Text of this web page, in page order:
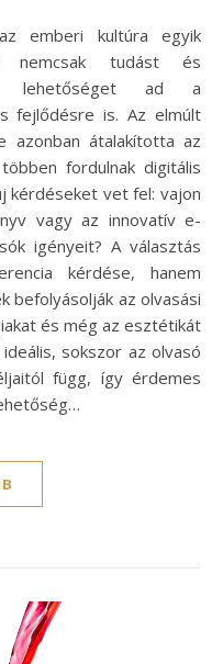
nemcsak tudást és
lehetőséget ad a
fejlődésre is. Az elmúlt
azonban átalakította az
fordulnak digitális
kérdéseket vet fel: vajon
vagy az innovatív e-
igényeit? A választás
kérdése, hanem
befolyásolják az olvasási
és még az esztétikát
sokszor az olvasó
függ, így érdemes